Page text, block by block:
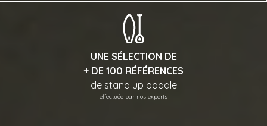
UNE SÉLECTION DE
+ DE 100 RÉFÉRENCES
de stand up paddle
effectuée par nos experts